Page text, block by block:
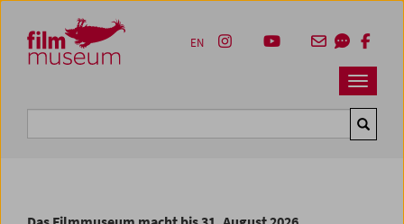
Zum Inhalt
Zum Hauptmenü
Zur Servicenavigation
Zum Suche
Navbar
EN